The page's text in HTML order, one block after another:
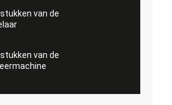
van de
van de